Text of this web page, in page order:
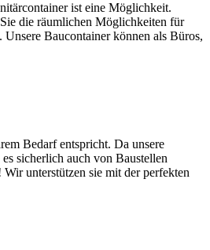
ist eine Möglichkeit.
die räumlichen Möglichkeiten für
Baucontainer können als Büros,
Bedarf entspricht. Da unsere
sicherlich auch von Baustellen
unterstützen sie mit der perfekten